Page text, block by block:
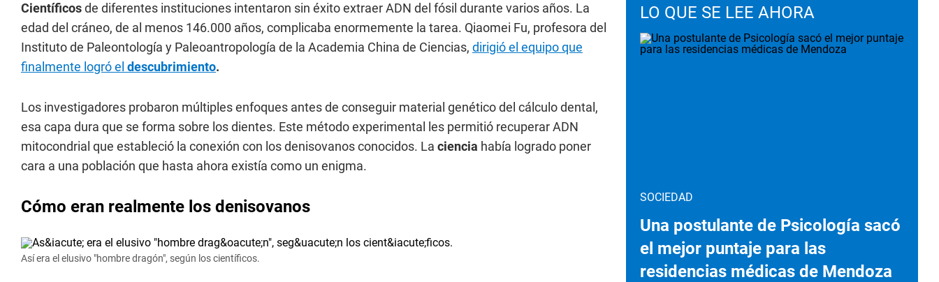
Científicosde diferentes instituciones intentaron sin éxito extraer ADN del fósil durante varios años. La
edad del cráneo, de al menos 146.000 años, complicaba enormemente la tarea. Qiaomei Fu, profesora del
Instituto de Paleontología y Paleoantropología de la Academia China de Ciencias, dirigió el equipo que
finalmente logró el descubrimiento.
Los investigadores probaron múltiples enfoques antes de conseguir material genético del cálculo dental,
esa capa dura que se forma sobre los dientes. Este método experimental les permitió recuperar ADN
mitocondrial que estableció la conexión con los denisovanos conocidos. La ciencia había logrado poner
cara a una población que hasta ahora existía como un enigma.
Cómo eran realmente los denisovanos
Así era el elusivo "hombre dragón", según los científicos.
LO QUE SE LEE AHORA
SOCIEDAD
Una postulante de Psicología sacó
el mejor puntaje para las
residencias médicas de Mendoza